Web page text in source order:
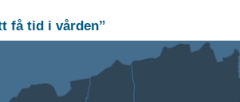
få tid i vården”